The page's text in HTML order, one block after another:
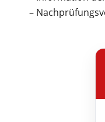
–